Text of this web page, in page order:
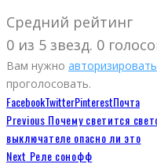
Средний рейтинг
0 из 5 звезд. 0
Вам нужно
проголосовать.
FacebookTwitterPinterestПочта
Previous Почему светится
выключателе опасно ли это
Next Реле сонофф